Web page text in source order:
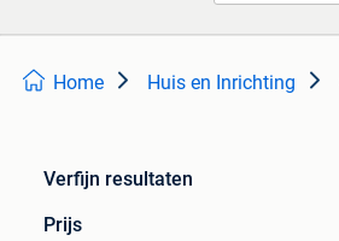
Home Huis en Inrichting
Verfijn resultaten
Prijs